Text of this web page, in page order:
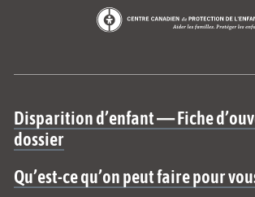
Site map
Disparition d’enfant — Fiche
dossier
Qu’est-ce qu’on peut faire pour